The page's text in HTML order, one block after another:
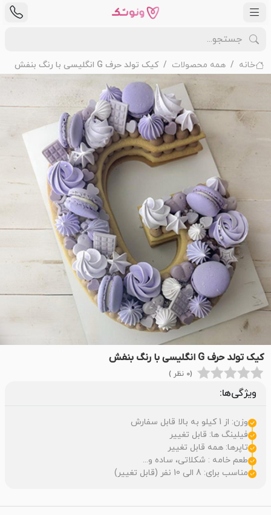
خانه همه محصولات کیک تولد حرف G انگلیسی با رنگ بنفش
کیک تولد حرف G انگلیسی با رنگ بنفش
(0 نظر )
ویژگی‌ها:
وزن: از 1 کیلو به بالا قابل سفارش
فیلینگ ها: قابل تغییر
تاپرها: همه قابل تغییر
طعم خامه : شکلاتی، ساده و...
مناسب برای: 8 الی 10 نفر (قابل تغییر)